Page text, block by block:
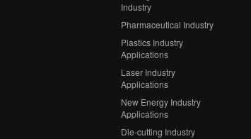
Industry
Pharmaceutical Industry
Plastics Industry
Applications
Laser Industry
Applications
New Energy Industry
Applications
Die-cutting Industry